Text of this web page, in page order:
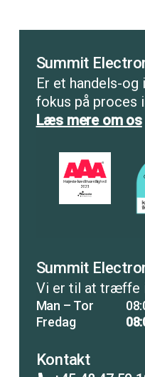
Summit
Er et handels-
fokus på proces
Læs mere om os
Summit
Vi er til at træffe
Man – Tor
Fredag
Kontakt